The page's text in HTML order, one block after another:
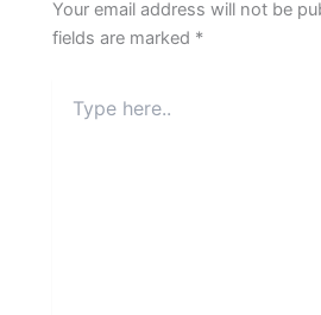
Your email address will not be
fields are marked *
here..